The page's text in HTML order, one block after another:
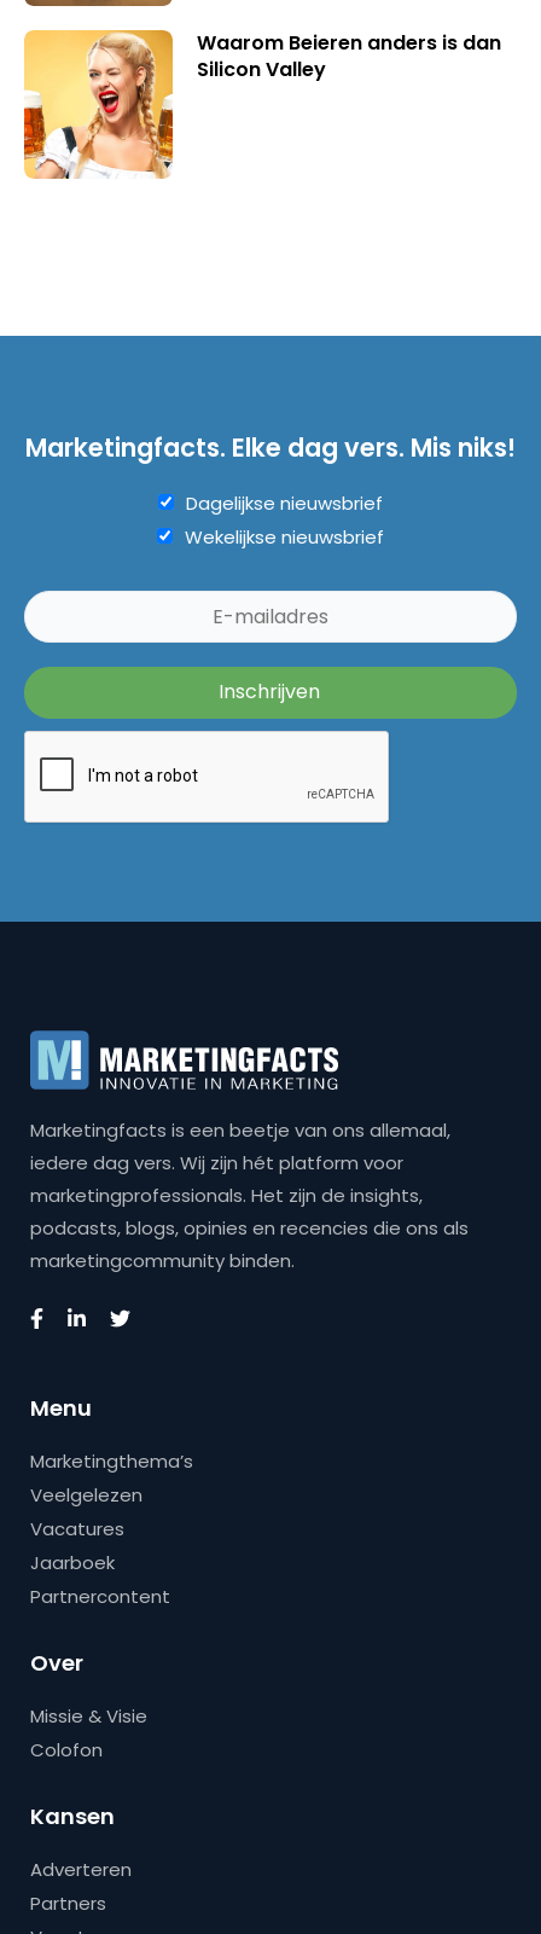
Waarom Beieren anders is dan
Silicon Valley
Marketingfacts. Elke dag vers. Mis niks!
Dagelijkse nieuwsbrief
Wekelijkse nieuwsbrief
Marketingfacts is een beetje van ons allemaal,
iedere dag vers. Wij zijn hét platform voor
marketingprofessionals. Het zijn de insights,
podcasts, blogs, opinies en recencies die ons als
marketingcommunity binden.
Menu
Marketingthema’s
Veelgelezen
Vacatures
Jaarboek
Partnercontent
Over
Missie & Visie
Colofon
Kansen
Adverteren
Partners